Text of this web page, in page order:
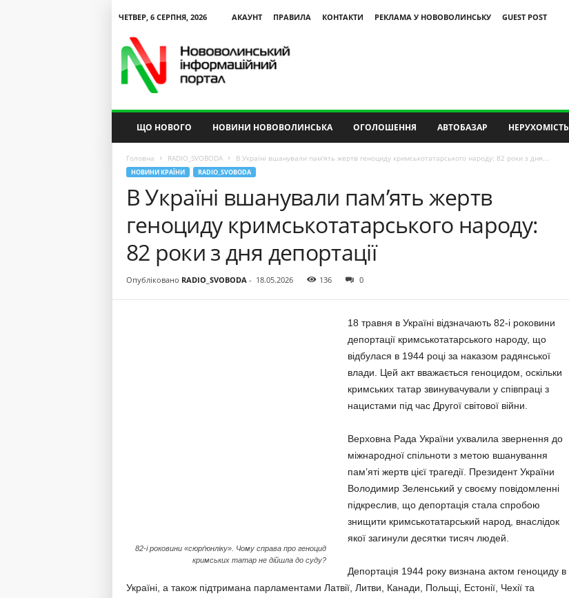
ЧЕТВЕР, 6 СЕРПНЯ, 2026 АКАУНТ ПРАВИЛА КОНТАКТИ РЕКЛАМА У НОВОВОЛИНСЬКУ
GUEST POST
ЩО НОВОГО НОВИНИ НОВОВОЛИНСЬКА ОГОЛОШЕННЯ АВТОБАЗАР НЕРУХОМІСТЬ
Головна RADIO_SVOBODA В Україні вшанували пам’ять жертв геноциду кримськотатарського народу: 82 роки з дня...
НОВИНИ КРАЇНИ RADIO_SVOBODA
В Україні вшанували пам’ять жертв
геноциду кримськотатарського народу:
82 роки з дня депортації
Опубліковано RADIO_SVOBODA- 18.05.2026 136 0
82-і роковини «сюрґюнліку». Чому справа про геноцид
кримських татар не дійшла до суду?
18 травня в Україні відзначають 82-і роковини
депортації кримськотатарського народу, що
відбулася в 1944 році за наказом радянської
влади. Цей акт вважається геноцидом, оскільки
кримських татар звинувачували у співпраці з
нацистами під час Другої світової війни.
Верховна Рада України ухвалила звернення до
міжнародної спільноти з метою вшанування
пам’яті жертв цієї трагедії. Президент України
Володимир Зеленський у своєму повідомленні
підкреслив, що депортація стала спробою
знищити кримськотатарський народ, внаслідок
якої загинули десятки тисяч людей.
Депортація 1944 року визнана актом геноциду в
Україні, а також підтримана парламентами Латвії, Литви, Канади, Польщі, Естонії, Чехії та